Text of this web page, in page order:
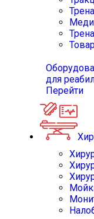
для
Перейти